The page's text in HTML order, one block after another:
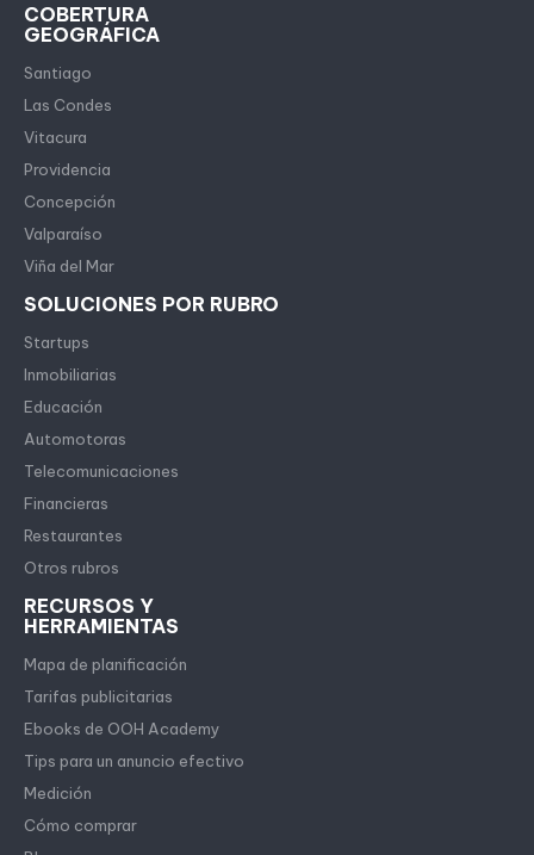
COBERTURA
GEOGRÁFICA
Santiago
Las Condes
Vitacura
Providencia
Concepción
Valparaíso
Viña del Mar
SOLUCIONES POR RUBRO
Startups
Inmobiliarias
Educación
Automotoras
Telecomunicaciones
Financieras
Restaurantes
Otros rubros
RECURSOS Y
HERRAMIENTAS
Mapa de planificación
Tarifas publicitarias
Ebooks de OOH Academy
Tips para un anuncio efectivo
Medición
Cómo comprar